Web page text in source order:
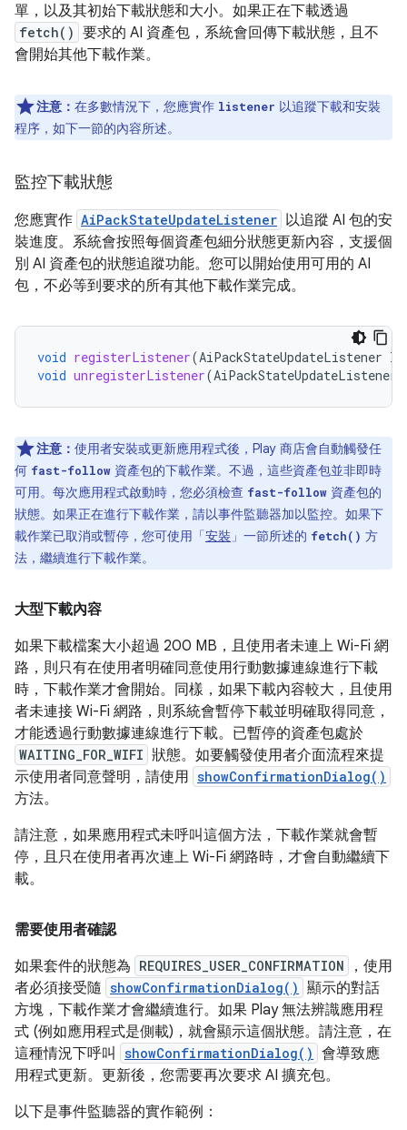
單，以及其初始下載狀態和大小。如果正在下載透過
fetch() 要求的 AI 資產包，系統會回傳下載狀態，且不
會開始其他下載作業。
注意： 在多數情況下，您應實作 listener 以追蹤下載和安裝
程序，如下一節的內容所述。
監控下載狀態
您應實作 AiPackStateUpdateListener 以追蹤 AI 包的安
裝進度。系統會按照每個資產包細分狀態更新內容，支援個
別 AI 資產包的狀態追蹤功能。您可以開始使用可用的 AI
包，不必等到要求的所有其他下載作業完成。
void registerListener(AiPackStateUpdateListener
void unregisterListener(AiPackStateUpdateListener
注意： 使用者安裝或更新應用程式後，Play 商店會自動觸發任
何 fast-follow 資產包的下載作業。不過，這些資產包並非即時
可用。每次應用程式啟動時，您必須檢查 fast-follow 資產包的
狀態。如果正在進行下載作業，請以事件監聽器加以監控。如果下
載作業已取消或暫停，您可使用「安裝 」一節所述的 fetch() 方
法，繼續進行下載作業。
大型下載內容
如果下載檔案大小超過 200 MB，且使用者未連上 Wi-Fi 網
路，則只有在使用者明確同意使用行動數據連線進行下載
時，下載作業才會開始。同樣，如果下載內容較大，且使用
者未連接 Wi-Fi 網路，則系統會暫停下載並明確取得同意，
才能透過行動數據連線進行下載。已暫停的資產包處於
WAITING_FOR_WIFI 狀態。如要觸發使用者介面流程來提
示使用者同意聲明，請使用 showConfirmationDialog()
方法。
請注意，如果應用程式未呼叫這個方法，下載作業就會暫
停，且只在使用者再次連上 Wi-Fi 網路時，才會自動繼續下
載。
需要使用者確認
如果套件的狀態為 REQUIRES_USER_CONFIRMATION
，使用
者必須接受隨 showConfirmationDialog() 顯示的對話
方塊，下載作業才會繼續進行。如果 Play 無法辨識應用程
式 (例如應用程式是側載)，就會顯示這個狀態。請注意，在
這種情況下呼叫
showConfirmationDialog() 會導致應
用程式更新。更新後，您需要再次要求 AI 擴充包。
以下是事件監聽器的實作範例：